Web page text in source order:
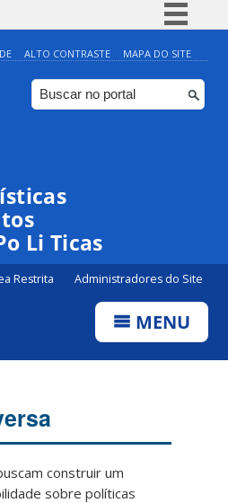
Simplifique!
Comunica BR
Participe
ALTO CONTRASTE MAPA DO SITE
Li Ticas
Restrita Administradores do Site
MENU
construir um
sobre políticas